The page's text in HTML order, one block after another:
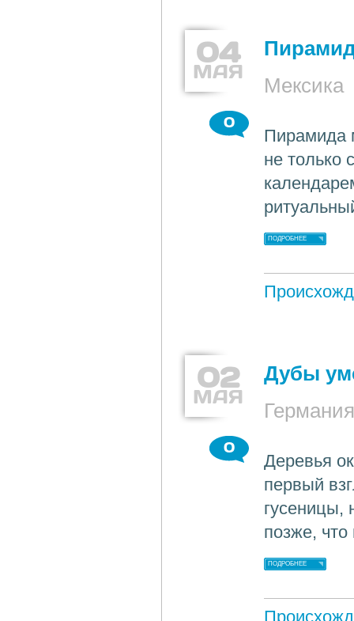
04
МАЯ
Мексика
0
Пирамида
не только
ПОДРОБНЕЕ
02
МАЯ
Дубы
Германия
0
Деревья
первый
гусеницы,
позже, что
ПОДРОБНЕЕ